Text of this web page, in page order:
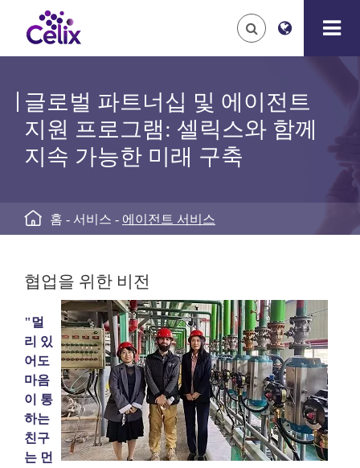
글로벌 파트너십 및 에이전트
지원 프로그램: 셀릭스와 함께
지속 가능한 미래 구축
 홈 서비스 에이전트 서비스
협업을 위한 비전
"멀
리 있
어도
마음
이 통
하는
친구
는 먼